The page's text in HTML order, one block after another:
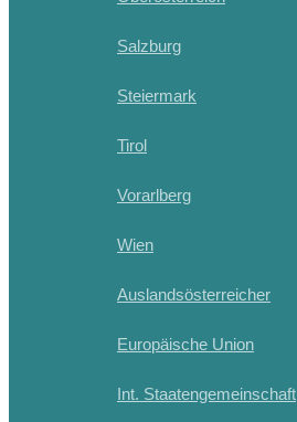
Salzburg
Steiermark
Tirol
Vorarlberg
Wien
Auslandsösterreicher
Europäische Union
Int. Staatengemeinschaft